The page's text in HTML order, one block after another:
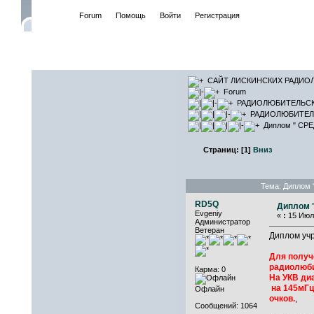
Forum Помощь Войти Регистрация
САЙТ ЛИСКИНСКИХ
Forum
Диплом "
Страниц: [1] Вниз
Тема: Диплом
RD5Q
Evgeniy
Администратор
Ветеран
Карма: 0
Офлайн
Сообщений: 1064
Диплом
« : 15
Диплом
Для
На УКВ
на
очков.,